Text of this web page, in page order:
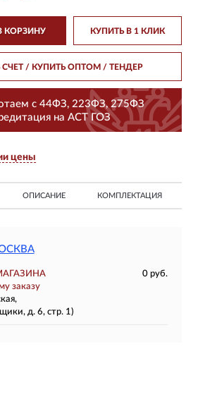
КОРЗИНУ КУПИТЬ В 1 КЛИК
СЧЕТ / КУПИТЬ ОПТОМ/ ТЕНДЕР
с 44ФЗ, 223ФЗ, 275ФЗ
на АСТ ГОЗ
цены
ОПИСАНИЕ КОМПЛЕКТАЦИЯ
0 руб.
заказу
д. 6, стр. 1)